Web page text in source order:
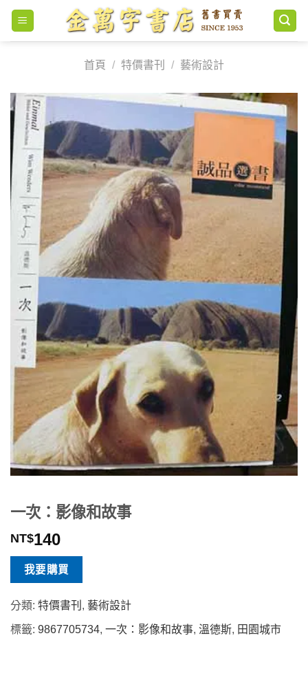
Skip
content
首頁
/ 特價書刊 / 藝術設計
一次：影像和故事
NT$140
我要購買
分類: 特價書刊 , 藝術設計
標籤: 9867705734, 一次：影像和故事, 溫德斯, 田園城市